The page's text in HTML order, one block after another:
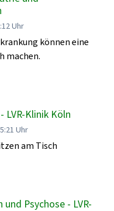
Uhr
können eine
machen.
LVR-Klinik Köln
Uhr
am Tisch
Psychose - LVR-